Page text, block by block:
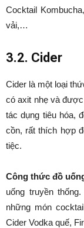
Cocktail
vải,…
3.2. Cider
Cider là một loại
có axit nhẹ và
tác dụng tiêu hóa,
cồn, rất thích hợp
tiệc.
Công thức đồ
uống truyền
những món
Cider Vodka quế,